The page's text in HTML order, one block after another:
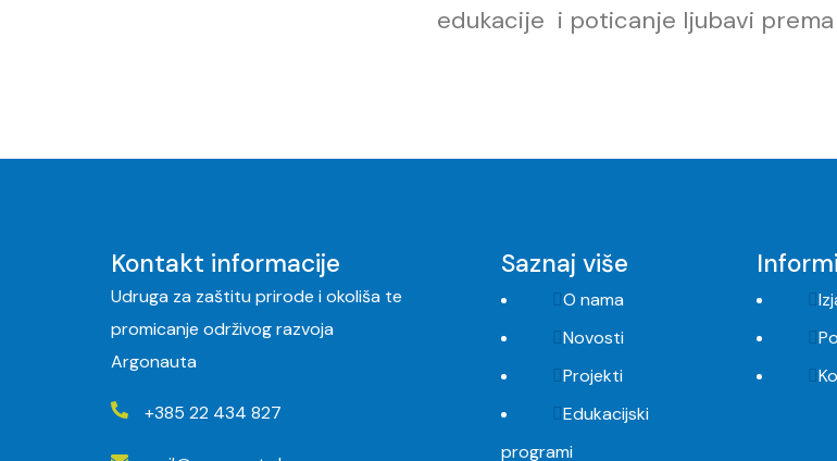
edukacije i poticanje ljubavi
Kontakt informacije
Udruga za zaštitu prirode i okoliša te
promicanje održivog razvoja
Argonauta
+385 22 434 827
Saznaj više
O nama
Novosti
Projekti
Edukacijski
programi